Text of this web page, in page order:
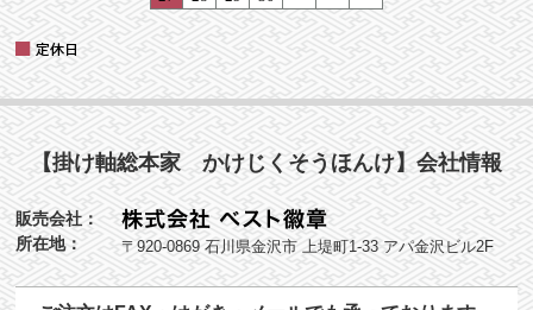
【掛け軸総本家 かけじくそうほんけ】会社情報
販売会社：
所在地：
〒920-0869 石川県金沢市 上堤町1-33 アパ金沢ビル2F